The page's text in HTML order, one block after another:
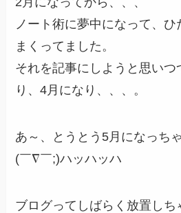
ノート術に夢中になって、ひ
まくってました。
それを記事にしようと思いつ
り、4月になり、、、。
あ～、とうとう5月になっち
(￣∇￣;)ハッハッハ
ブログってしばらく放置し